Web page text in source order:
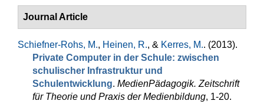
Journal Article
Schiefner-Rohs, M., Heinen, R., & Kerres, M.. (2013).
Private Computer in der Schule: zwischen
schulischer Infrastruktur und
Schulentwicklung. MedienPädagogik. Zeitschrift
für Theorie und Praxis der Medienbildung, 1-20.